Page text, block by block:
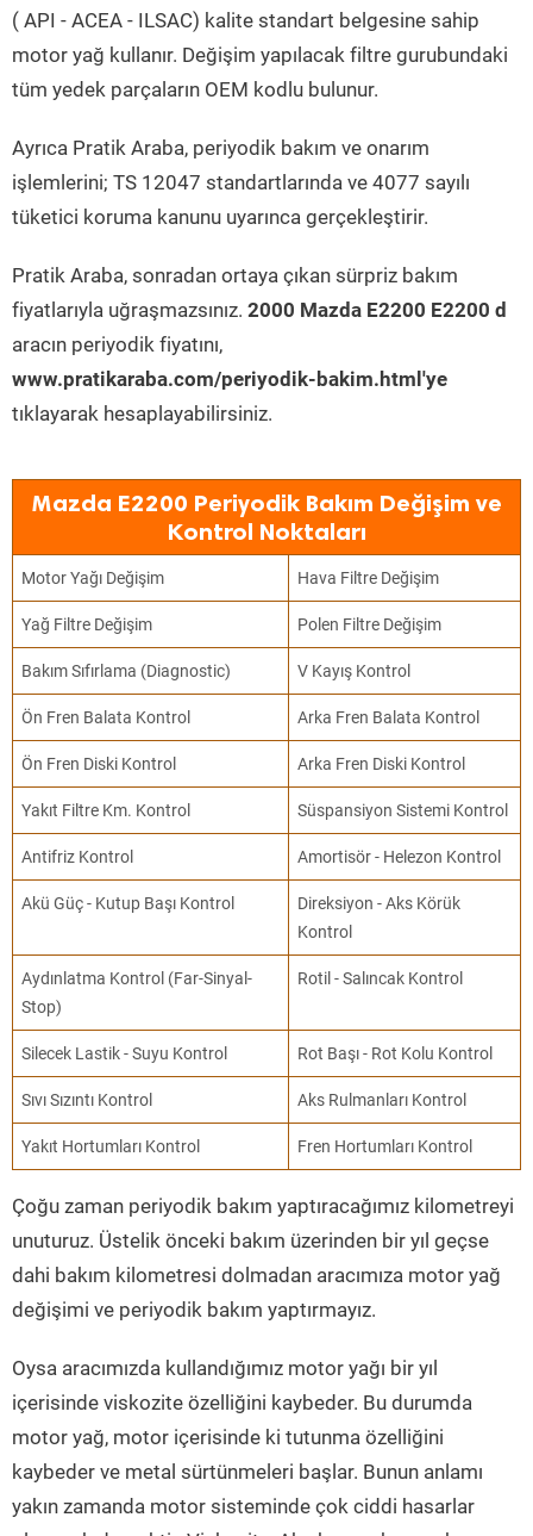
( API - ACEA - ILSAC) kalite standart belgesine sahip
motor yağ kullanır. Değişim yapılacak filtre gurubundaki
tüm yedek parçaların OEM kodlu bulunur.
Ayrıca Pratik Araba, periyodik bakım ve onarım
işlemlerini; TS 12047 standartlarında ve 4077 sayılı
tüketici koruma kanunu uyarınca gerçekleştirir.
Pratik Araba, sonradan ortaya çıkan sürpriz bakım
fiyatlarıyla uğraşmazsınız. 2000 Mazda E2200 E2200 d
aracın periyodik fiyatını,
www.pratikaraba.com/periyodik-bakim.html'ye
tıklayarak hesaplayabilirsiniz.
Mazda E2200 Periyodik Bakım Değişim ve
Kontrol Noktaları
Motor Yağı Değişim Hava Filtre Değişim
Yağ Filtre Değişim Polen Filtre Değişim
Bakım Sıfırlama (Diagnostic) V Kayış Kontrol
Ön Fren Balata Kontrol Arka Fren Balata Kontrol
Ön Fren Diski Kontrol Arka Fren Diski Kontrol
Yakıt Filtre Km. Kontrol Süspansiyon Sistemi Kontrol
Antifriz Kontrol Amortisör - Helezon Kontrol
Akü Güç - Kutup Başı Kontrol
Direksiyon - Aks Körük
Kontrol
Aydınlatma Kontrol (Far-Sinyal-
Stop)
Rotil - Salıncak Kontrol
Silecek Lastik - Suyu Kontrol Rot Başı - Rot Kolu Kontrol
Sıvı Sızıntı Kontrol Aks Rulmanları Kontrol
Yakıt Hortumları Kontrol Fren Hortumları Kontrol
Çoğu zaman periyodik bakım yaptıracağımız kilometreyi
unuturuz. Üstelik önceki bakım üzerinden bir yıl geçse
dahi bakım kilometresi dolmadan aracımıza motor yağ
değişimi ve periyodik bakım yaptırmayız.
Oysa aracımızda kullandığımız motor yağı bir yıl
içerisinde viskozite özelliğini kaybeder. Bu durumda
motor yağ, motor içerisinde ki tutunma özelliğini
kaybeder ve metal sürtünmeleri başlar. Bunun anlamı
yakın zamanda motor sisteminde çok ciddi hasarlar